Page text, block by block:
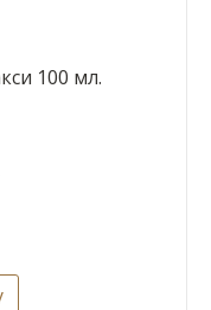
100 мл.